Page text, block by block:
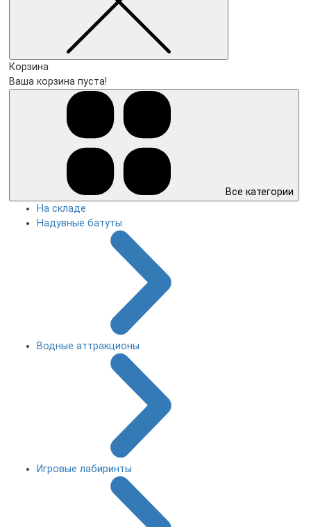
Корзина
Ваша корзина пуста!
Все категории
На складе
Надувные батуты
Водные аттракционы
Игровые лабиринты